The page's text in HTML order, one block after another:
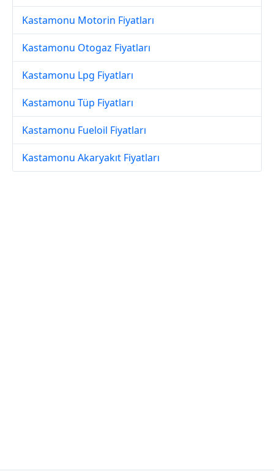
Kastamonu Motorin Fiyatları
Kastamonu Otogaz Fiyatları
Kastamonu Lpg Fiyatları
Kastamonu Tüp Fiyatları
Kastamonu Fueloil Fiyatları
Kastamonu Akaryakıt Fiyatları